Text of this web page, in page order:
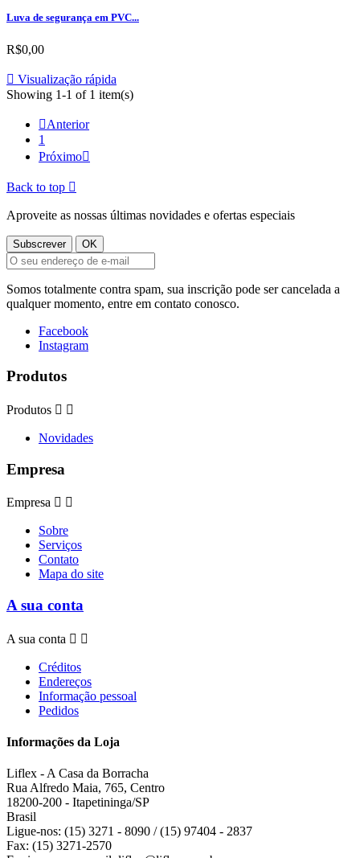
Luva de segurança em PVC...
R$0,00
 Visualização rápida
Showing 1-1 of 1 item(s)
Anterior
1
Próximo
Back to top 
Aproveite as nossas últimas novidades e ofertas especiais
Somos totalmente contra spam, sua inscrição pode ser cancelada a
qualquer momento, entre em contato conosco.
Facebook
Instagram
Produtos
Produtos  
Novidades
Empresa
Empresa  
Sobre
Serviços
Contato
Mapa do site
A sua conta
A sua conta  
Créditos
Endereços
Informação pessoal
Pedidos
Informações da Loja
Liflex - A Casa da Borracha
Rua Alfredo Maia, 765, Centro
18200-200 - Itapetininga/SP
Brasil
Ligue-nos: (15) 3271 - 8090 / (15) 97404 - 2837
Fax: (15) 3271-2570